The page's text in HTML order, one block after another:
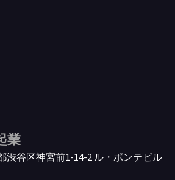
業
渋谷区神宮前1-14-2 ル・ポンテビル